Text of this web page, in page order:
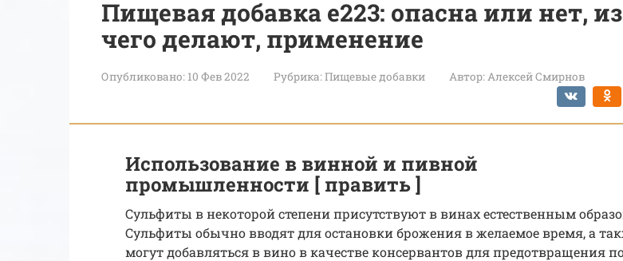
Пищевая добавка е223: опасна или нет, из
чего делают, применение
Опубликовано: 10 Фев 2022 Рубрика:Пищевые добавки Автор:Алексей Смирнов
Использование в винной и пивной
промышленности [ править ]
Сульфиты в некоторой степени присутствуют в винах естественным
Сульфиты обычно вводят для остановки брожения в желаемое время, а
могут добавляться в вино в качестве консервантов для предотвращения